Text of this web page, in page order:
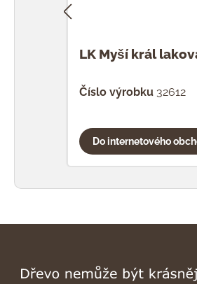
LK Myší král
Číslo výrobku 32612
Do internetového